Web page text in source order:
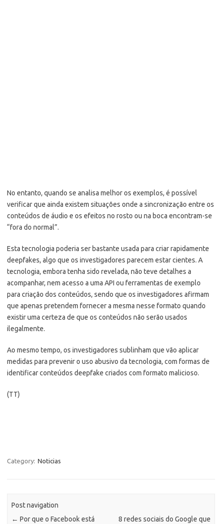
No entanto, quando se analisa melhor os exemplos, é possível
verificar que ainda existem situações onde a sincronização entre os
conteúdos de áudio e os efeitos no rosto ou na boca encontram-se
“fora do normal”.
Esta tecnologia poderia ser bastante usada para criar rapidamente
deepfakes, algo que os investigadores parecem estar cientes. A
tecnologia, embora tenha sido revelada, não teve detalhes a
acompanhar, nem acesso a uma API ou ferramentas de exemplo
para criação dos conteúdos, sendo que os investigadores afirmam
que apenas pretendem fornecer a mesma nesse formato quando
existir uma certeza de que os conteúdos não serão usados
ilegalmente.
Ao mesmo tempo, os investigadores sublinham que vão aplicar
medidas para prevenir o uso abusivo da tecnologia, com formas de
identificar conteúdos deepfake criados com formato malicioso.
(TT)
Category: Noticias
Post navigation
← Por que o Facebook está
8 redes sociais do Google que